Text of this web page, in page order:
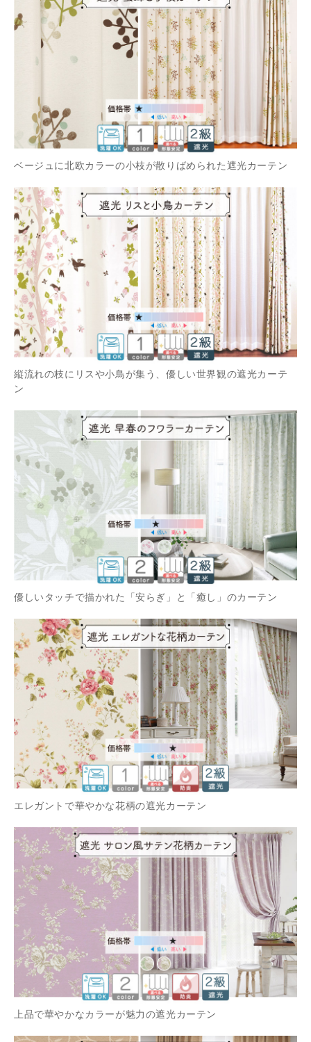
ベージュに北欧カラーの小枝が散りばめられた遮光カーテン
縦流れの枝にリスや小鳥が集う、優しい世界観の遮光カーテ
ン
優しいタッチで描かれた「安らぎ」と「癒し」のカーテン
エレガントで華やかな花柄の遮光カーテン
上品で華やかなカラーが魅力の遮光カーテン